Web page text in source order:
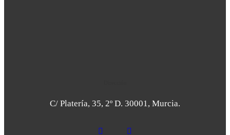
C/ Platería, 35, 2º D. 30001, Murcia.